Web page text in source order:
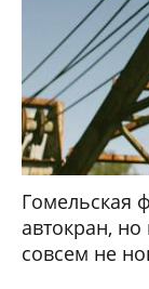
Гомельская
автокран, но
совсем не